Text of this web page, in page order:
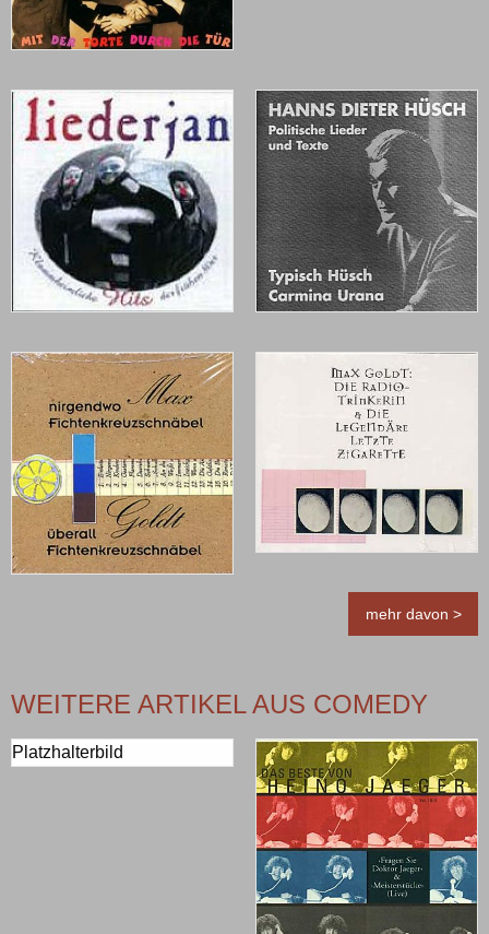
mehr davon >
WEITERE ARTIKEL AUS COMEDY
Platzhalterbild